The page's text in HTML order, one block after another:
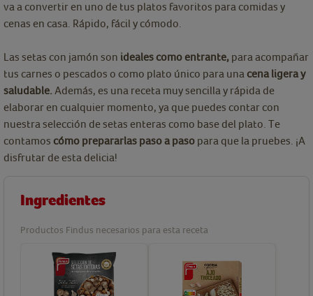
va a convertir en uno de tus platos favoritos para comidas y
cenas en casa. Rápido, fácil y cómodo.
Las setas con jamón son ideales como entrante, para acompañar
tus carnes o pescados o como plato único para una cena ligera y
saludable. Además, es una receta muy sencilla y rápida de
elaborar en cualquier momento, ya que puedes contar con
nuestra selección de setas enteras como base del plato. Te
contamos cómo prepararlas paso a paso para que la pruebes. ¡A
disfrutar de esta delicia!
Ingredientes
Productos Findus necesarios para esta receta